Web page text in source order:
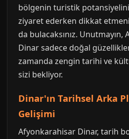
bölgenin turistik potansiyelini
ziyaret ederken dikkat
da bulacaksınız.
Dinar sadece doğal
zamanda zengin tarihi ve
sizi bekliyor.
Dinar'ın Tarihsel Arka
Gelişimi
Afyonkarahisar Dinar, tarih